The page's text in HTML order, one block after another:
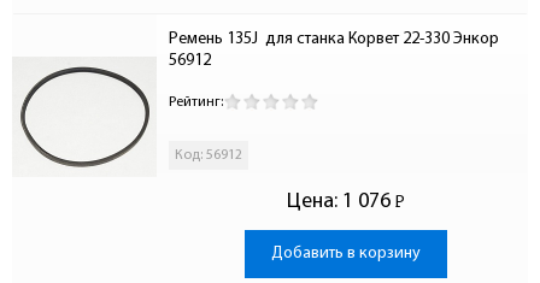
Ремень 135J  для станка Корвет 22-330 Энкор
56912
Рейтинг:
Код: 56912
Цена: 1 076 Р
-
Добавить в корзину